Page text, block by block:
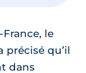
le
qu’il
dans